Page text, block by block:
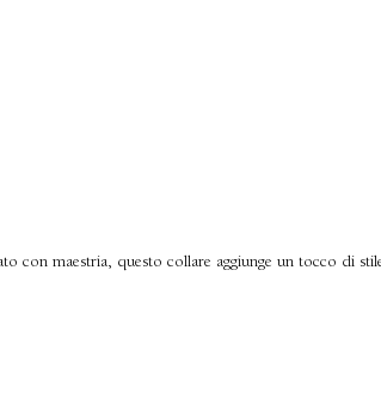
con maestria, questo collare aggiunge un tocco di